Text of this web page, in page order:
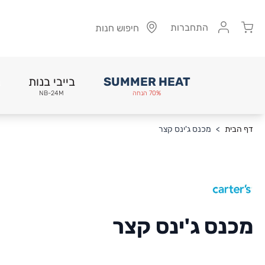
Cart התחברות חיפוש חנות
SUMMER HEAT
70% הנחה
בייבי בנות
NB-24M
דף הבית > מכנס ג'ינס קצר
מכנס ג'ינס קצר